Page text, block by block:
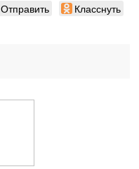
Отправить Класснуть